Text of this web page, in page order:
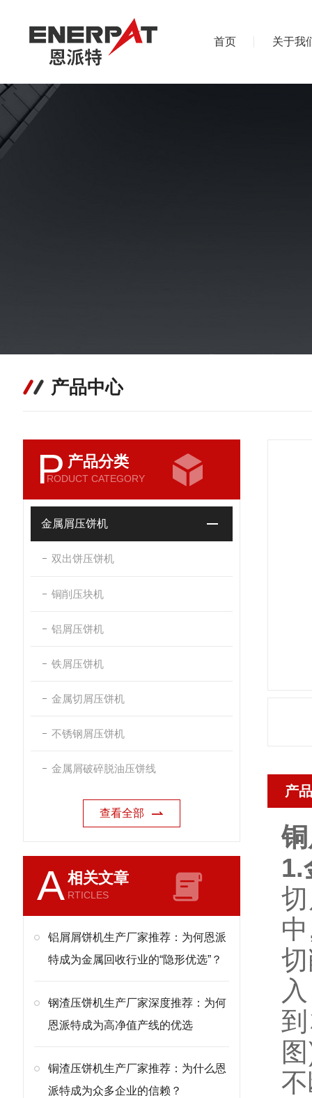
首页 关于我
产品中心
P 产品分类
RODUCT CATEGORY
金属屑压饼机
双出饼压饼机
铜削压块机
铝屑压饼机
铁屑压饼机
金属切屑压饼机
不锈钢屑压饼机
金属屑破碎脱油压饼线
查看全部
A相关文章
RTICLES
铝屑屑饼机生产厂家推荐：为何恩派
特成为金属回收行业的“隐形优选”？
钢渣压饼机生产厂家深度推荐：为何
恩派特成为高净值产线的优选
铜渣压饼机生产厂家推荐：为什么恩
派特成为众多企业的信赖？
产
1.